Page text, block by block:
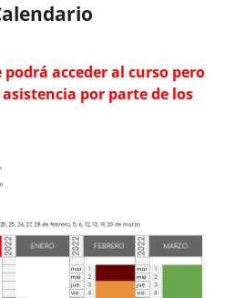
podrá acceder al curso pero
por parte de los